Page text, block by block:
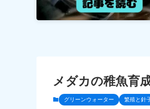
メダカの稚魚育
グリーンウォーター 繁殖と針